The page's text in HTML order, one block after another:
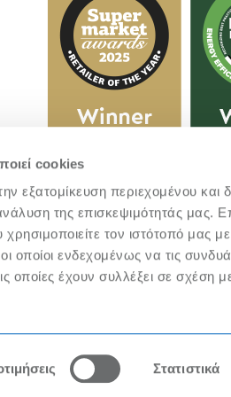
cookies
εξατομίκευση περιεχομένου και
της επισκεψιμότητάς μας.
τον ιστότοπό μας
οποίοι ενδεχομένως να τις
οποίες έχουν συλλέξει σε
Στατιστικά
@ 2026 ΜETRO AEBE |
ΓΕΜΗ 299401000, δεν φέρει καμία